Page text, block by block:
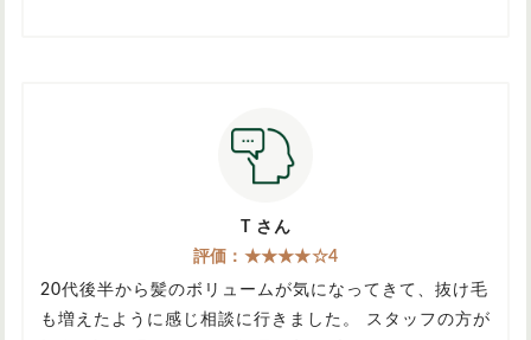
T さん
評価：★★★★☆4
20代後半から髪のボリュームが気になってきて、抜け毛
も増えたように感じ相談に行きました。 スタッフの方が